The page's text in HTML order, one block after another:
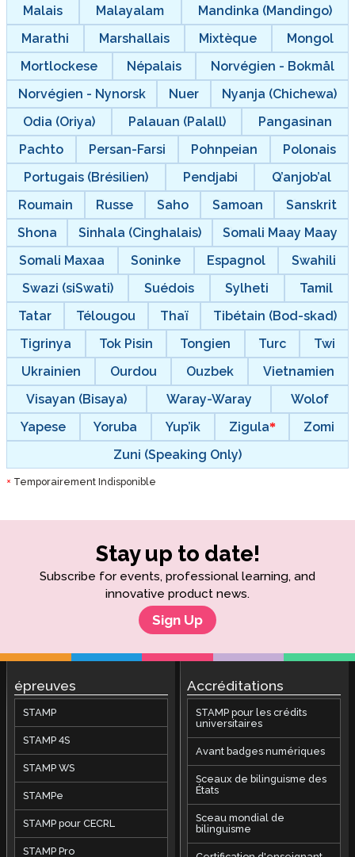
Malais
Malayalam
Mandinka (Mandingo)
Marathi
Marshallais Mixtèque
Mongol
Mortlockese
Népalais
Norvégien - Bokmål
Norvégien - Nynorsk
Nuer
Nyanja (Chichewa)
Odia (Oriya)
Palauan (Palall)
Pangasinan
Pachto
Persan-Farsi Pohnpeian
Polonais
Portugais (Brésilien)
Pendjabi
Q’anjob’al
Roumain
Russe Saho Samoan
Sanskrit
Shona
Sinhala (Cinghalais)
Somali Maay Maay
Somali Maxaa
Soninke Espagnol
Swahili
Swazi (siSwati)
Suédois Sylheti
Tamil
Tatar
Télougou Thaï
Tibétain (Bod-skad)
Tigrinya
Tok Pisin Tongien Turc
Twi
Ukrainien
Ourdou Ouzbek
Vietnamien
Visayan (Bisaya)
Waray-Waray
Wolof
Yapese
Yoruba Yup’ik Zigula
Zomi
Zuni (Speaking Only)
* Temporairement Indisponible
Stay up to date!
Subscribe for events, professional learning, and
innovative product news.
Sign Up
épreuves
STAMP
STAMP 4S
STAMP WS
STAMPe
STAMP pour CECRL
STAMP Pro
Accréditations
STAMP pour les crédits
universitaires
Avant badges numériques
Sceaux de bilinguisme des
États
Sceau mondial de
bilinguisme